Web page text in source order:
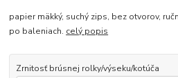
papier mäkký, suchý zips, bez otvorov,
po baleniach. celý popis
Zrnitosť brúsnej rolky/výseku/kotúča